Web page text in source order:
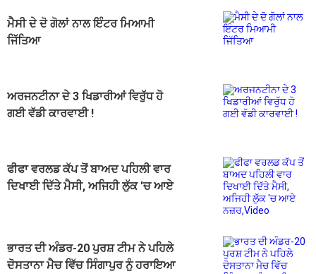
ਮੈਸੀ ਦੇ ਦੋ ਗੋਲਾਂ ਨਾਲ ਇੰਟਰ ਮਿਆਮੀ
ਜਿੱਤਿਆ
ਅਰਜਨਟੀਨਾ ਦੇ 3 ਖਿਡਾਰੀਆਂ ਵਿਰੁੱਧ ਹੋ
ਗਈ ਵੱਡੀ ਕਾਰਵਾਈ !
ਫੀਫਾ ਵਰਲਡ ਕੱਪ ਤੋਂ ਬਾਅਦ ਪਹਿਲੀ ਵਾਰ
ਦਿਖਾਈ ਦਿੱਤੇ ਮੈਸੀ, ਅਜਿਹੀ ਲੁੱਕ 'ਚ ਆਏ
ਭਾਰਤ ਦੀ ਅੰਡਰ-20 ਪੁਰਸ਼ ਟੀਮ ਨੇ ਪਹਿਲੇ
ਦੋਸਤਾਨਾ ਮੈਚ ਵਿੱਚ ਸਿੰਗਾਪੁਰ ਨੂੰ ਹਰਾਇਆ